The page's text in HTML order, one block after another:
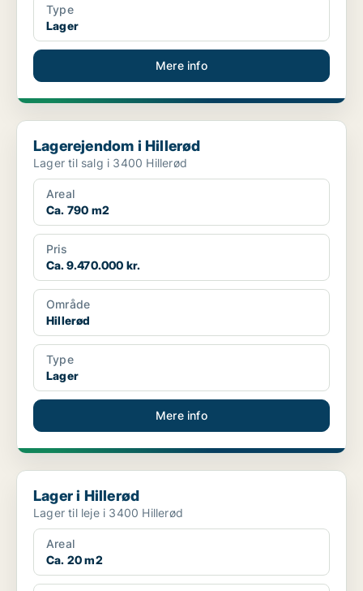
Type
Lager
Mere info
Lagerejendom i Hillerød
Lagerejendom i Hillerød
Lager til salg i 3400 Hillerød
Areal
Ca. 790 m2
Pris
Ca. 9.470.000 kr.
Område
Hillerød
Type
Lager
Mere info
Lager i Hillerød
Lager i Hillerød
Lager til leje i 3400 Hillerød
Areal
Ca. 20 m2